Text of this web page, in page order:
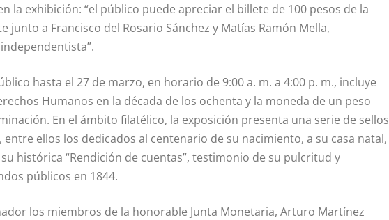
la exhibición: “el público puede apreciar el billete de 100 pesos de la
a Francisco del Rosario Sánchez y Matías Ramón Mella,
hasta el 27 de marzo, en horario de 9:00 a. m. a 4:00 p. m., incluye
Humanos en la década de los ochenta y la moneda de un peso
En el ámbito filatélico, la exposición presenta una serie de sellos
ellos los dedicados al centenario de su nacimiento, a su casa natal,
histórica “Rendición de cuentas”, testimonio de su pulcritud y
públicos en 1844.
los miembros de la honorable Junta Monetaria, Arturo Martínez